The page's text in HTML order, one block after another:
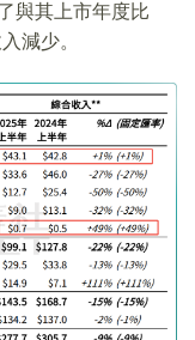
與其上市年度比
減少。